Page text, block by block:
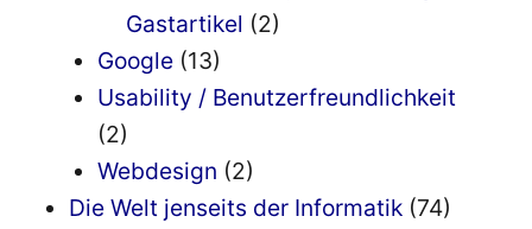
Gastartikel (2)
Google (13)
Usability / Benutzerfreundlichkeit
(2)
Webdesign (2)
Die Welt jenseits der Informatik (74)